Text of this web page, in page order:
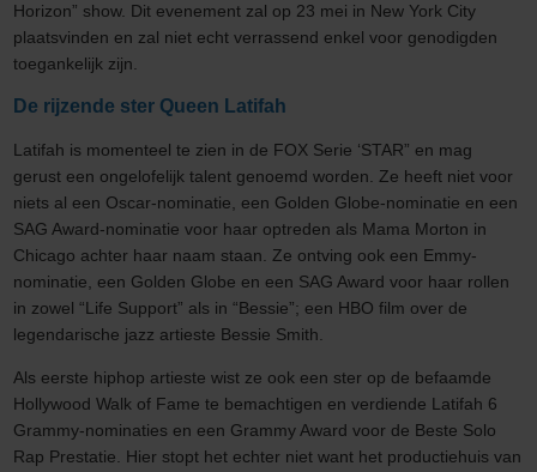
Horizon” show. Dit evenement zal op 23 mei in New York City
plaatsvinden en zal niet echt verrassend enkel voor genodigden
toegankelijk zijn.
De rijzende ster Queen Latifah
Latifah is momenteel te zien in de FOX Serie ‘STAR” en mag
gerust een ongelofelijk talent genoemd worden. Ze heeft niet voor
niets al een Oscar-nominatie, een Golden Globe-nominatie en een
SAG Award-nominatie voor haar optreden als Mama Morton in
Chicago achter haar naam staan. Ze ontving ook een Emmy-
nominatie, een Golden Globe en een SAG Award voor haar rollen
in zowel “Life Support” als in “Bessie”; een HBO film over de
legendarische jazz artieste Bessie Smith.
Als eerste hiphop artieste wist ze ook een ster op de befaamde
Hollywood Walk of Fame te bemachtigen en verdiende Latifah 6
Grammy-nominaties en een Grammy Award voor de Beste Solo
Rap Prestatie. Hier stopt het echter niet want het productiehuis van